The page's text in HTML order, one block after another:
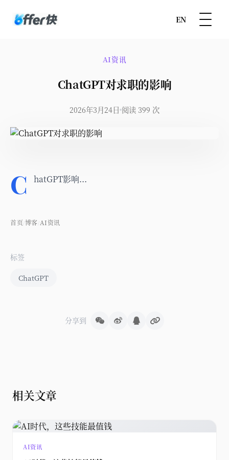
EN
AI资讯
ChatGPT对求职的影响
2026年3月24日 阅读 399 次
C hatGPT影响...
首页 博客 AI资讯
标签
ChatGPT
分享到
相关文章
AI资讯